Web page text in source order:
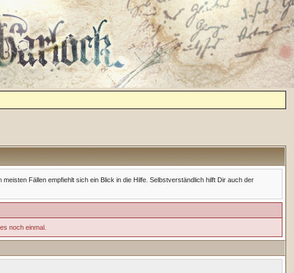
Fällen empfiehlt sich ein Blick in die Hilfe. Selbstverständlich hilft Dir auch der
noch einmal.